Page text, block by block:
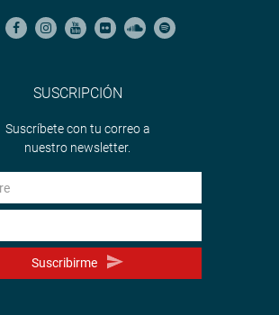
SUSCRIPCIÓN
Suscríbete con tu correo a
nuestro newsletter.
Suscribirme